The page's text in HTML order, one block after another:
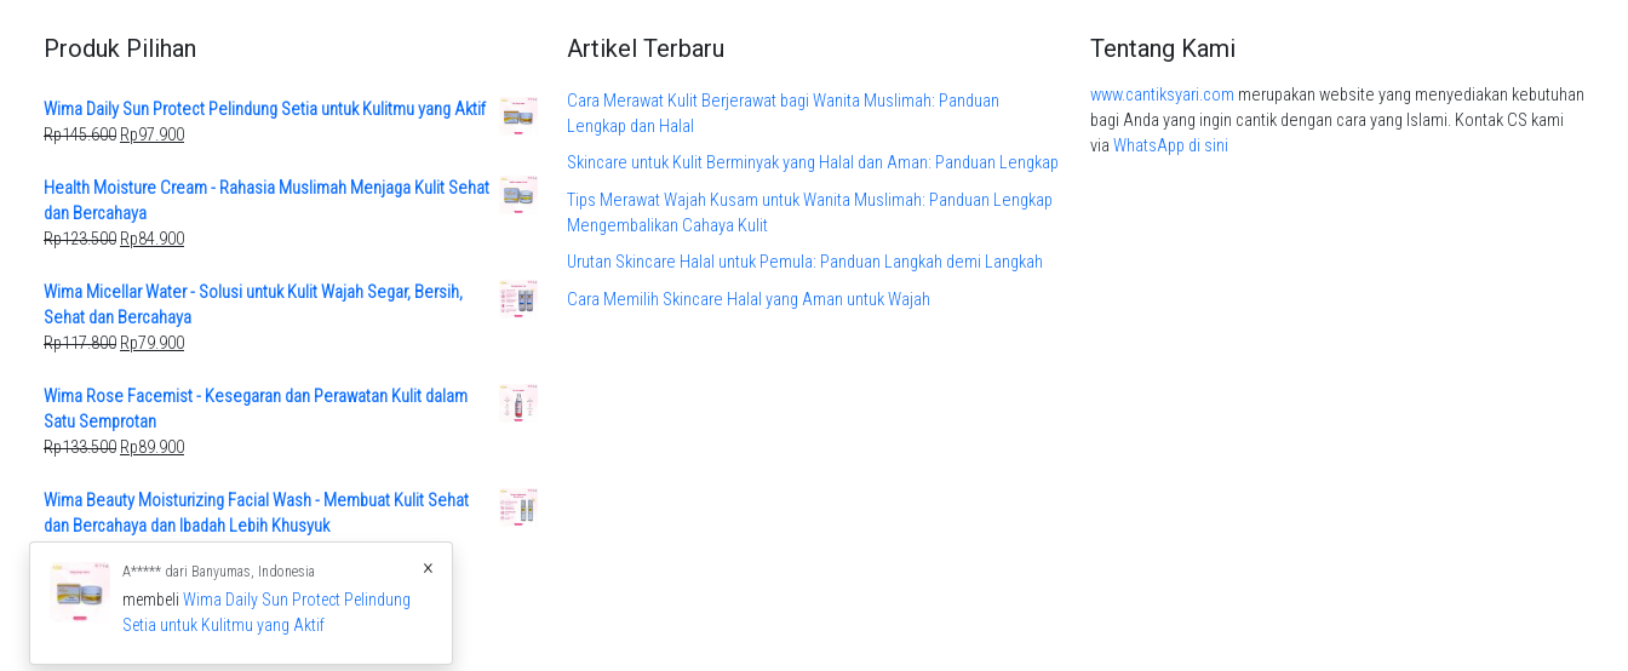
Produk Pilihan
Wima Daily Sun Protect Pelindung Setia untuk Kulitmu yang Aktif
Rp145.600 Original
was:
Rp145.600.
Rp97.900Current
is:
Health Moisture Cream - Rahasia Muslimah Menjaga Kulit Sehat
dan Bercahaya
Rp123.500 Original
was:
Rp123.500.
Rp84.900Current
is:
Rp84.900.
Wima Micellar Water - Solusi untuk Kulit Wajah Segar, Bersih,
Sehat dan Bercahaya
Rp117.800 Original
was:
Rp117.800.
Rp79.900Current
is:
Wima Rose Facemist - Kesegaran dan Perawatan Kulit dalam
Satu Semprotan
Rp133.500 Original
was:
Rp133.500.
Rp89.900Current
is:
Rp89.900.
Wima Beauty Moisturizing Facial Wash - Membuat Kulit Sehat
dan Bercahaya dan Ibadah Lebih Khusyuk
price
was:
Rp112.000.
price
is:
Rp75.900.
Artikel Terbaru
Cara Merawat Kulit Berjerawat bagi Wanita Muslimah: Panduan
Lengkap dan Halal
Skincare untuk Kulit Berminyak yang Halal dan Aman: Panduan Lengkap
Tips Merawat Wajah Kusam untuk Wanita Muslimah: Panduan Lengkap
Mengembalikan Cahaya Kulit
Urutan Skincare Halal untuk Pemula: Panduan Langkah demi Langkah
Cara Memilih Skincare Halal yang Aman untuk Wajah
Tentang Kami
www.cantiksyari.com merupakan website yang menyediakan kebutuhan
bagi Anda yang ingin cantik dengan cara yang Islami. Kontak CS kami
via WhatsApp di sini
×
A***** dari Banyumas, Indonesia
membeli Wima Daily Sun Protect Pelindung
Setia untuk Kulitmu yang Aktif